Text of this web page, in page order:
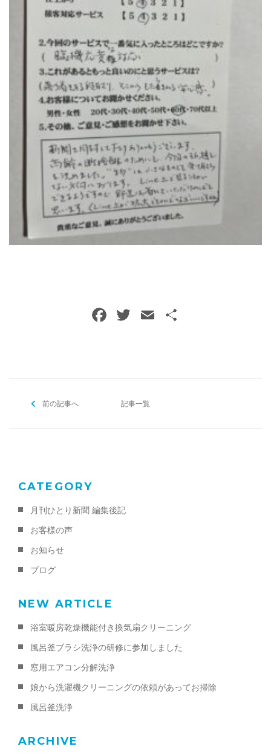
ご予約・お問い合わせ
0120-396-620
F
o
T E
前の記事へ 記事一覧
CATEGORY
月刊ひとり新聞 編集後記
お客様の声
お知らせ
ブログ
NEW ARTICLE
浴室暖房乾燥機能付き換気扇クリーニング
風呂釜ブラシ洗浄の研修に参加しました
窓用エアコン分解洗浄
娘から洗濯機クリーニングの依頼があってお掃除
風呂釜洗浄
ARCHIVE